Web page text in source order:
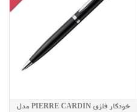
خودکار فلزی PIERRE CARDIN مدل